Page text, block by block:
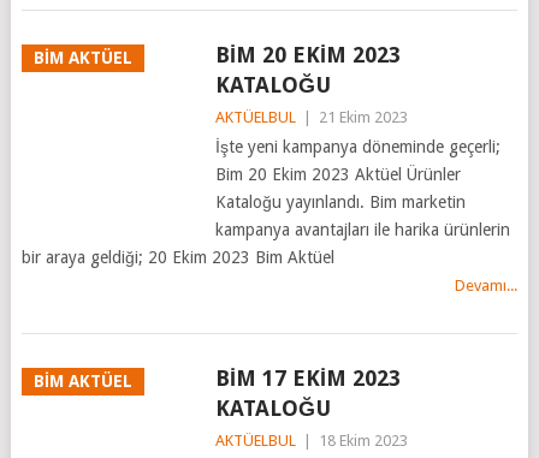
BİM AKTÜEL
BİM 20 EKİM 2023
KATALOĞU
AKTÜELBUL 21 Ekim 2023
İşte yeni kampanya döneminde geçerli;
Bim 20 Ekim 2023 Aktüel Ürünler
Kataloğu yayınlandı. Bim marketin
kampanya avantajları ile harika ürünlerin
bir araya geldiği; 20 Ekim 2023 Bim Aktüel
Devamı...
BİM AKTÜEL
BİM 17 EKİM 2023
KATALOĞU
AKTÜELBUL 18 Ekim 2023